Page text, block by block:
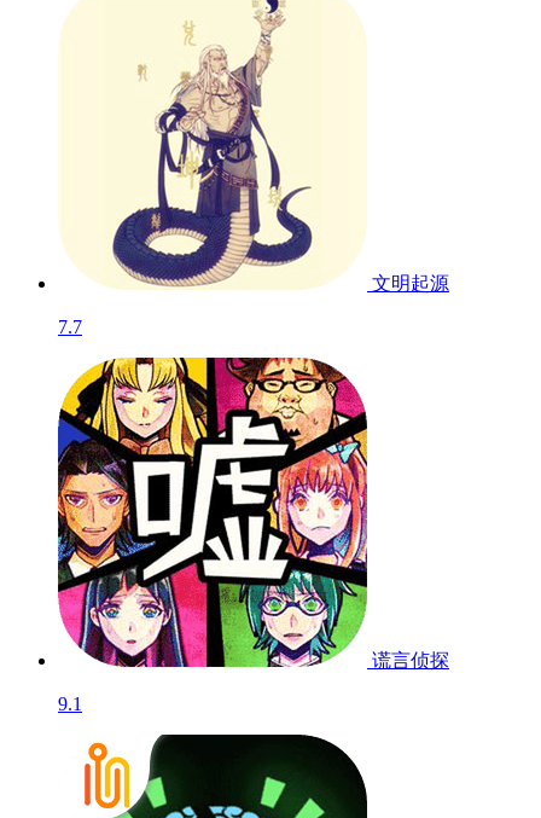
文明起源
7.7
谎言侦探
9.1